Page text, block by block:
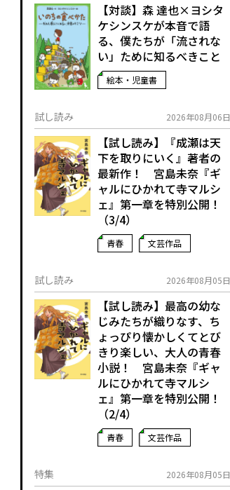
【対談】森 達也×ヨシタ
ケシンスケが本音で語
る、僕たちが「流されな
い」ために知るべきこと
絵本・児童書
試し読み 2026年08月06日
【試し読み】『成瀬は天
下を取りにいく』著者の
最新作！ 宮島未奈『ギ
ャルにひかれて寺マルシ
ェ』第一章を特別公開！
（3/4）
青春 文芸作品
試し読み 2026年08月05日
【試し読み】最高の幼な
じみたちが織りなす、ち
ょっぴり懐かしくてとび
きり楽しい、大人の青春
小説！ 宮島未奈『ギャ
ルにひかれて寺マルシ
ェ』第一章を特別公開！
（2/4）
青春 文芸作品
特集 2026年08月05日